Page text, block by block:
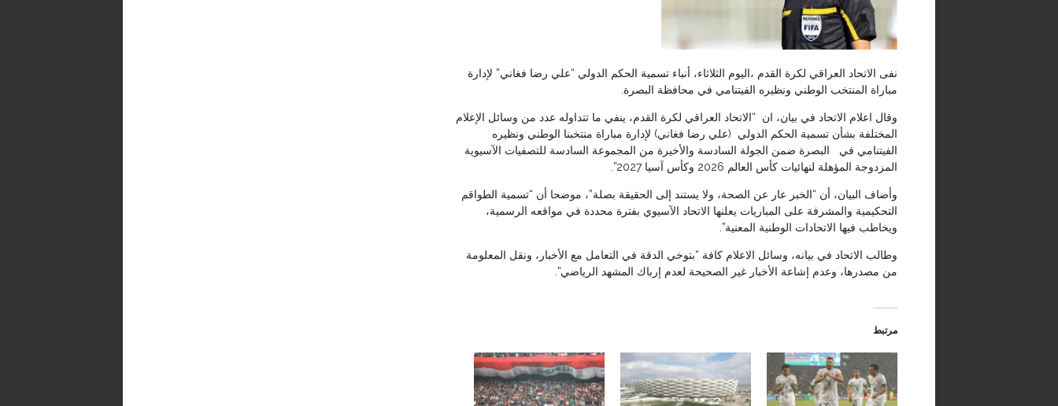
نفى الاتحاد العراقي لكرة القدم ،اليوم الثلاثاء، أنباء تسمية الحكم الدولي “علي رضا فغاني” لإدارة
مباراة المنتخب الوطني ونظيره الفيتنامي في محافظة البصرة.
وقال اعلام الاتحاد في بيان، ان “الاتحاد العراقي لكرة القدم، ينفي ما تتداوله عدد من وسائل الإعلام
المختلفة بشأن تسمية الحكم الدولي (علي رضا فغاني) لإدارة مباراة منتخبنا الوطني ونظيره
الفيتنامي في البصرة ضمن الجولة السادسة والأخيرة من المجموعة السادسة للتصفيات الآسيوية
المزدوجة المؤهلة لنهائيات كأس العالم 2026 وكأس آسيا 2027”.
وأضاف البيان، أن “الخبر عار عن الصحة، ولا يستند إلى الحقيقة بصلة”، موضحا أن “تسمية الطواقم
التحكيمية والمشرفة على المباريات يعلنها الاتحاد الآسيوي بفترة محددة في مواقعه الرسمية،
ويخاطب فيها الاتحادات الوطنية المعنية”.
وطالب الاتحاد في بيانه، وسائل الاعلام كافة “بتوخي الدقة في التعامل مع الأخبار، ونقل المعلومة
من مصدرها، وعدم إشاعة الأخبار غير الصحيحة لعدم إرباك المشهد الرياضي”.
مرتبط